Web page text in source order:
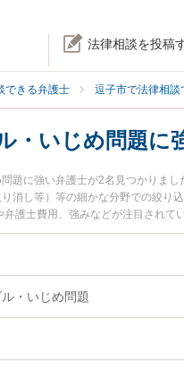
法律相談を投稿
できる弁護士 逗子市で法律相談
・いじめ問題に
題に強い弁護士が2名見つかりま
消し等）等の細かな分野での絞り
護士費用、強みなどが注目され
のトラブル解決の実績豊富な近
者さんにおすすめです。
・いじめ問題